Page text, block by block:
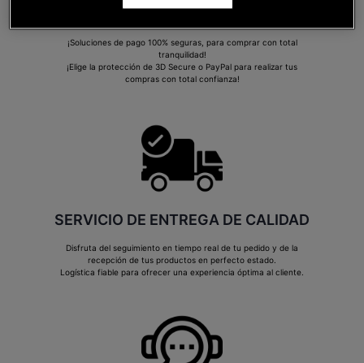
PAGO SEGURO
¡Soluciones de pago 100% seguras, para comprar con total
tranquilidad!
¡Elige la protección de 3D Secure o PayPal para realizar tus
compras con total confianza!
SERVICIO DE ENTREGA DE CALIDAD
Disfruta del seguimiento en tiempo real de tu pedido y de la
recepción de tus productos en perfecto estado.
Logística fiable para ofrecer una experiencia óptima al cliente.